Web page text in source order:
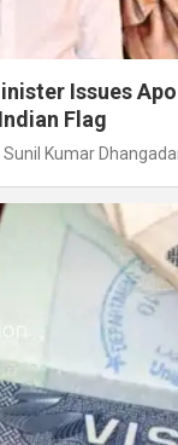
Issues
Flag
Sunil Kumar